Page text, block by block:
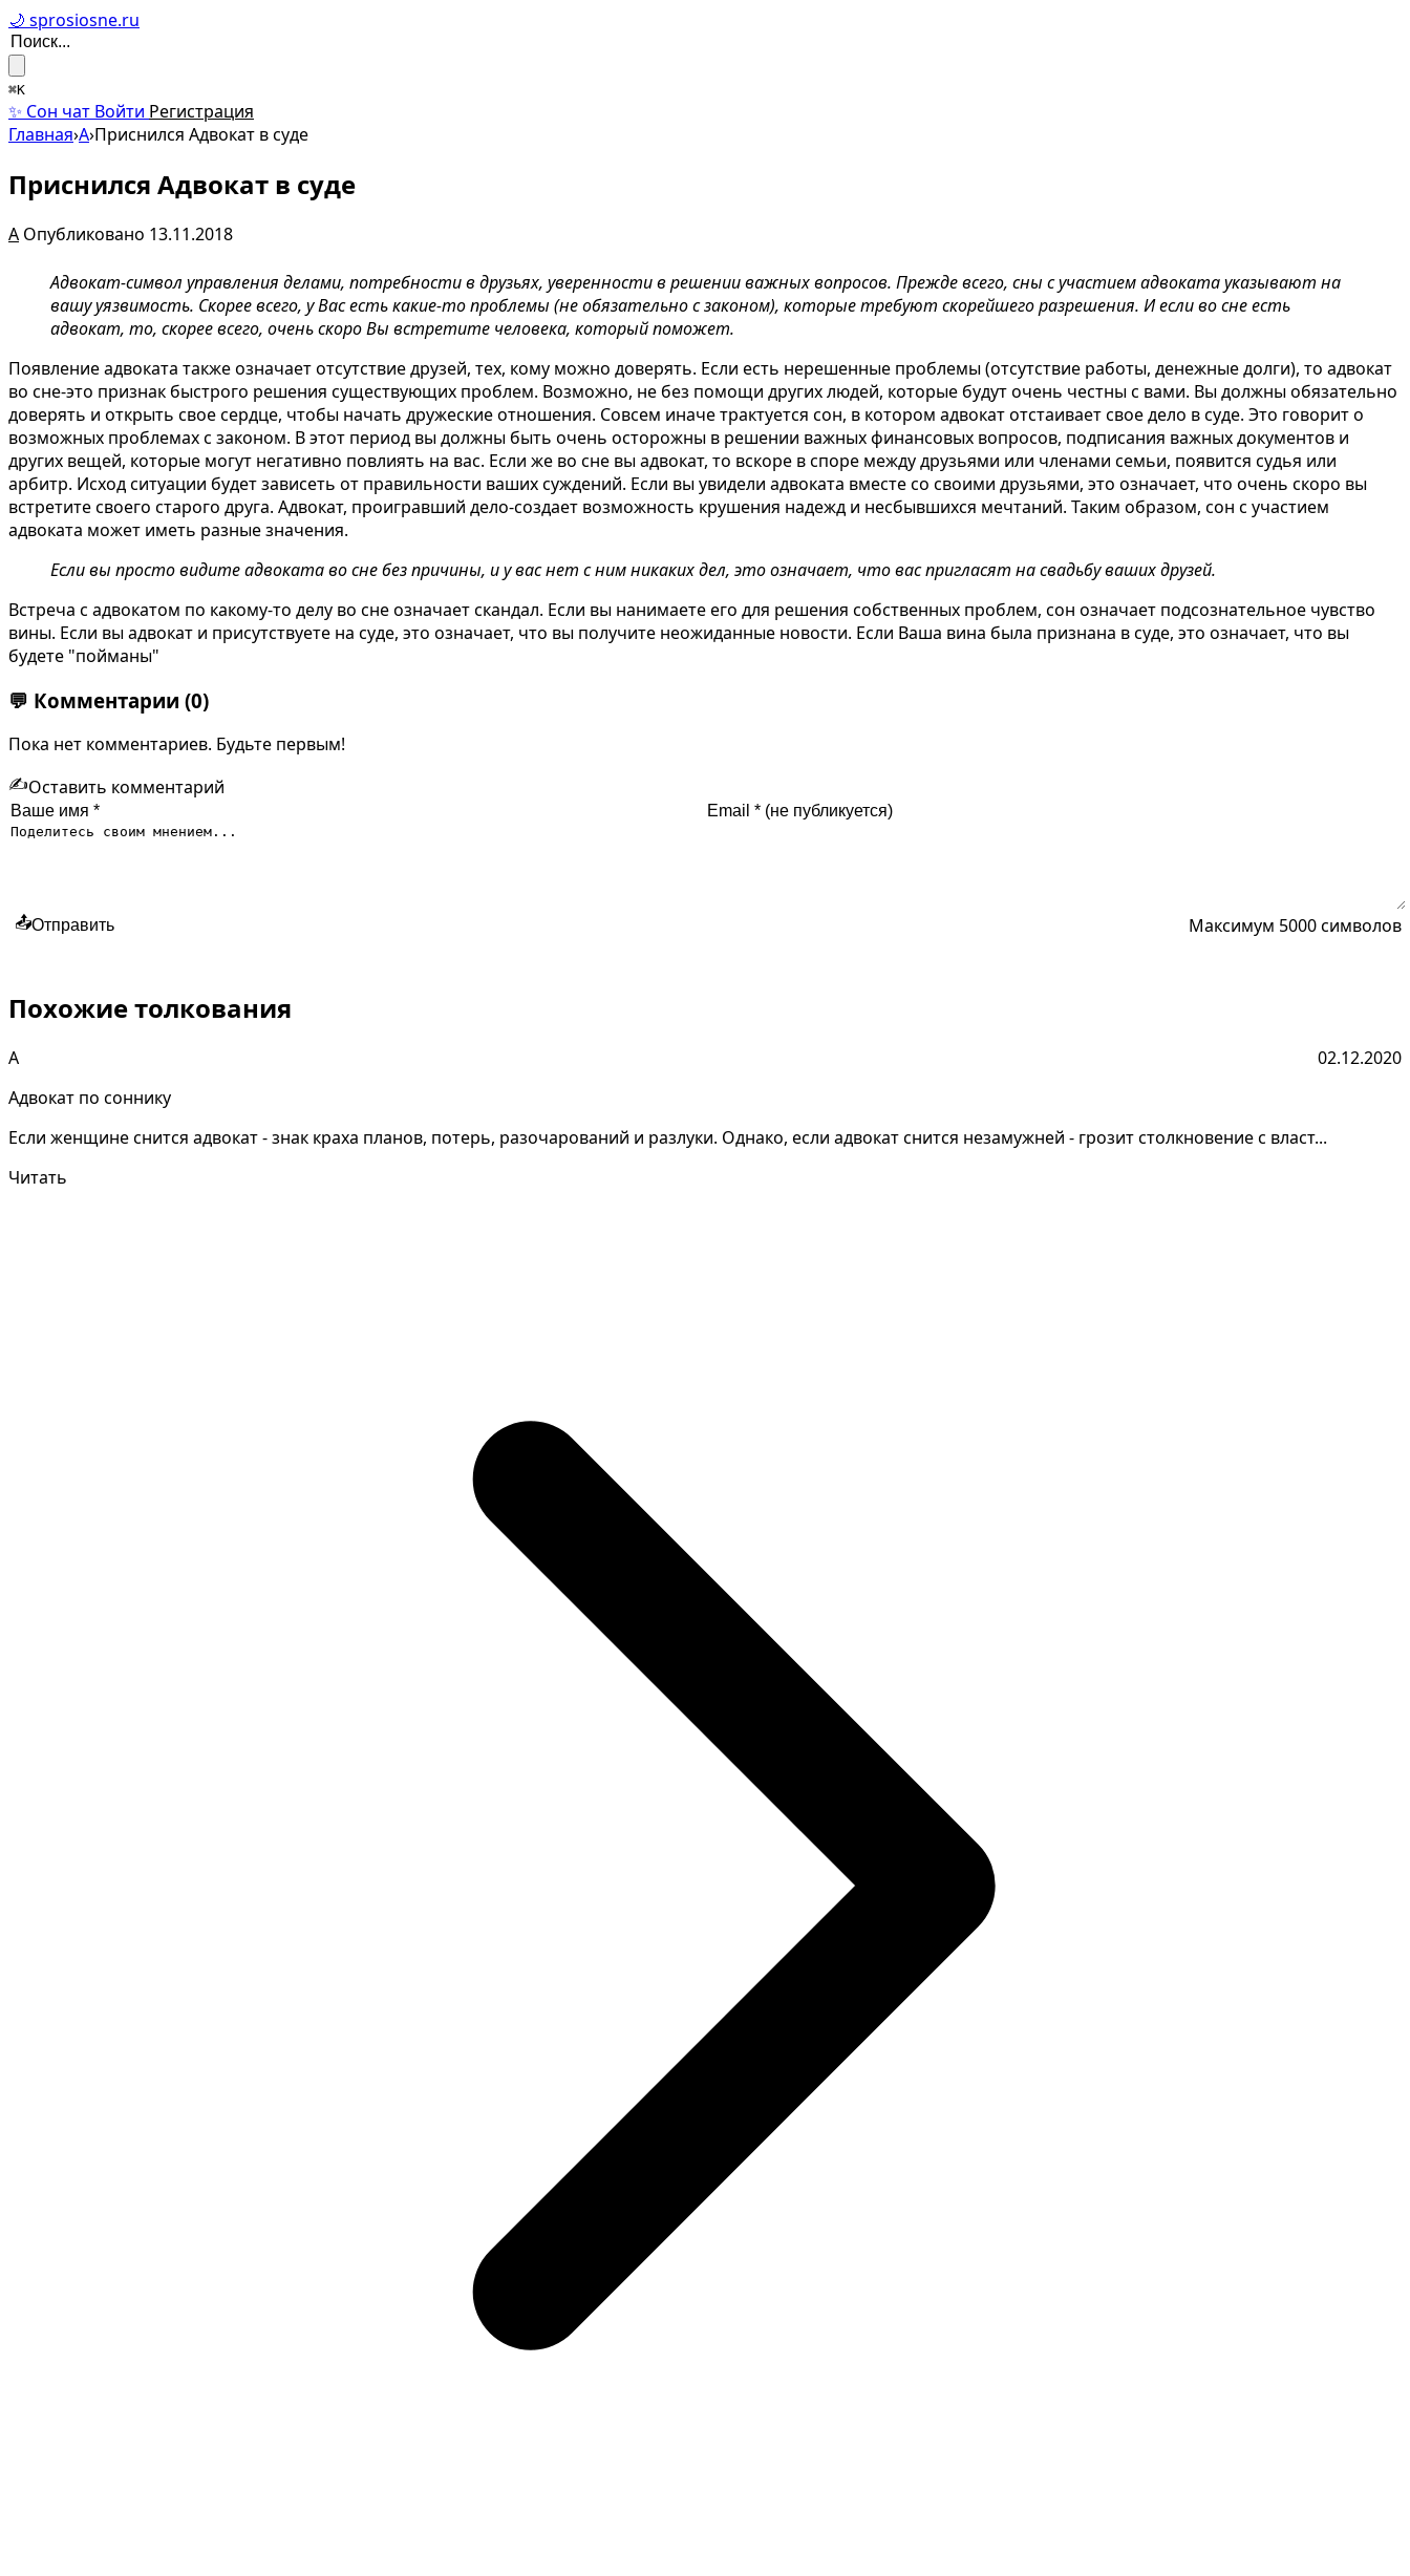
🌙 sprosiosne.ru
⌘K
✨ Сон чат Войти Регистрация
Главная›А›Приснился Адвокат в суде
Приснился Адвокат в суде
А Опубликовано 13.11.2018
Адвокат-символ управления делами, потребности в друзьях, уверенности в решении важных вопросов. Прежде всего, сны с участием адвоката указывают на
вашу уязвимость. Скорее всего, у Вас есть какие-то проблемы (не обязательно с законом), которые требуют скорейшего разрешения. И если во сне есть
адвокат, то, скорее всего, очень скоро Вы встретите человека, который поможет.
Появление адвоката также означает отсутствие друзей, тех, кому можно доверять. Если есть нерешенные проблемы (отсутствие работы, денежные долги), то адвокат
во сне-это признак быстрого решения существующих проблем. Возможно, не без помощи других людей, которые будут очень честны с вами. Вы должны обязательно
доверять и открыть свое сердце, чтобы начать дружеские отношения. Совсем иначе трактуется сон, в котором адвокат отстаивает свое дело в суде. Это говорит о
возможных проблемах с законом. В этот период вы должны быть очень осторожны в решении важных финансовых вопросов, подписания важных документов и
других вещей, которые могут негативно повлиять на вас. Если же во сне вы адвокат, то вскоре в споре между друзьями или членами семьи, появится судья или
арбитр. Исход ситуации будет зависеть от правильности ваших суждений. Если вы увидели адвоката вместе со своими друзьями, это означает, что очень скоро вы
встретите своего старого друга. Адвокат, проигравший дело-создает возможность крушения надежд и несбывшихся мечтаний. Таким образом, сон с участием
адвоката может иметь разные значения.
Если вы просто видите адвоката во сне без причины, и у вас нет с ним никаких дел, это означает, что вас пригласят на свадьбу ваших друзей.
Встреча с адвокатом по какому-то делу во сне означает скандал. Если вы нанимаете его для решения собственных проблем, сон означает подсознательное чувство
вины. Если вы адвокат и присутствуете на суде, это означает, что вы получите неожиданные новости. Если Ваша вина была признана в суде, это означает, что вы
будете "пойманы"
💬 Комментарии (0)
Пока нет комментариев. Будьте первым!
✍️Оставить комментарий
📤Отправить Максимум 5000 символов
Похожие толкования
А
02.12.2020
Адвокат по соннику
Если женщине снится адвокат - знак краха планов, потерь, разочарований и разлуки. Однако, если адвокат снится незамужней - грозит столкновение с власт...
Читать